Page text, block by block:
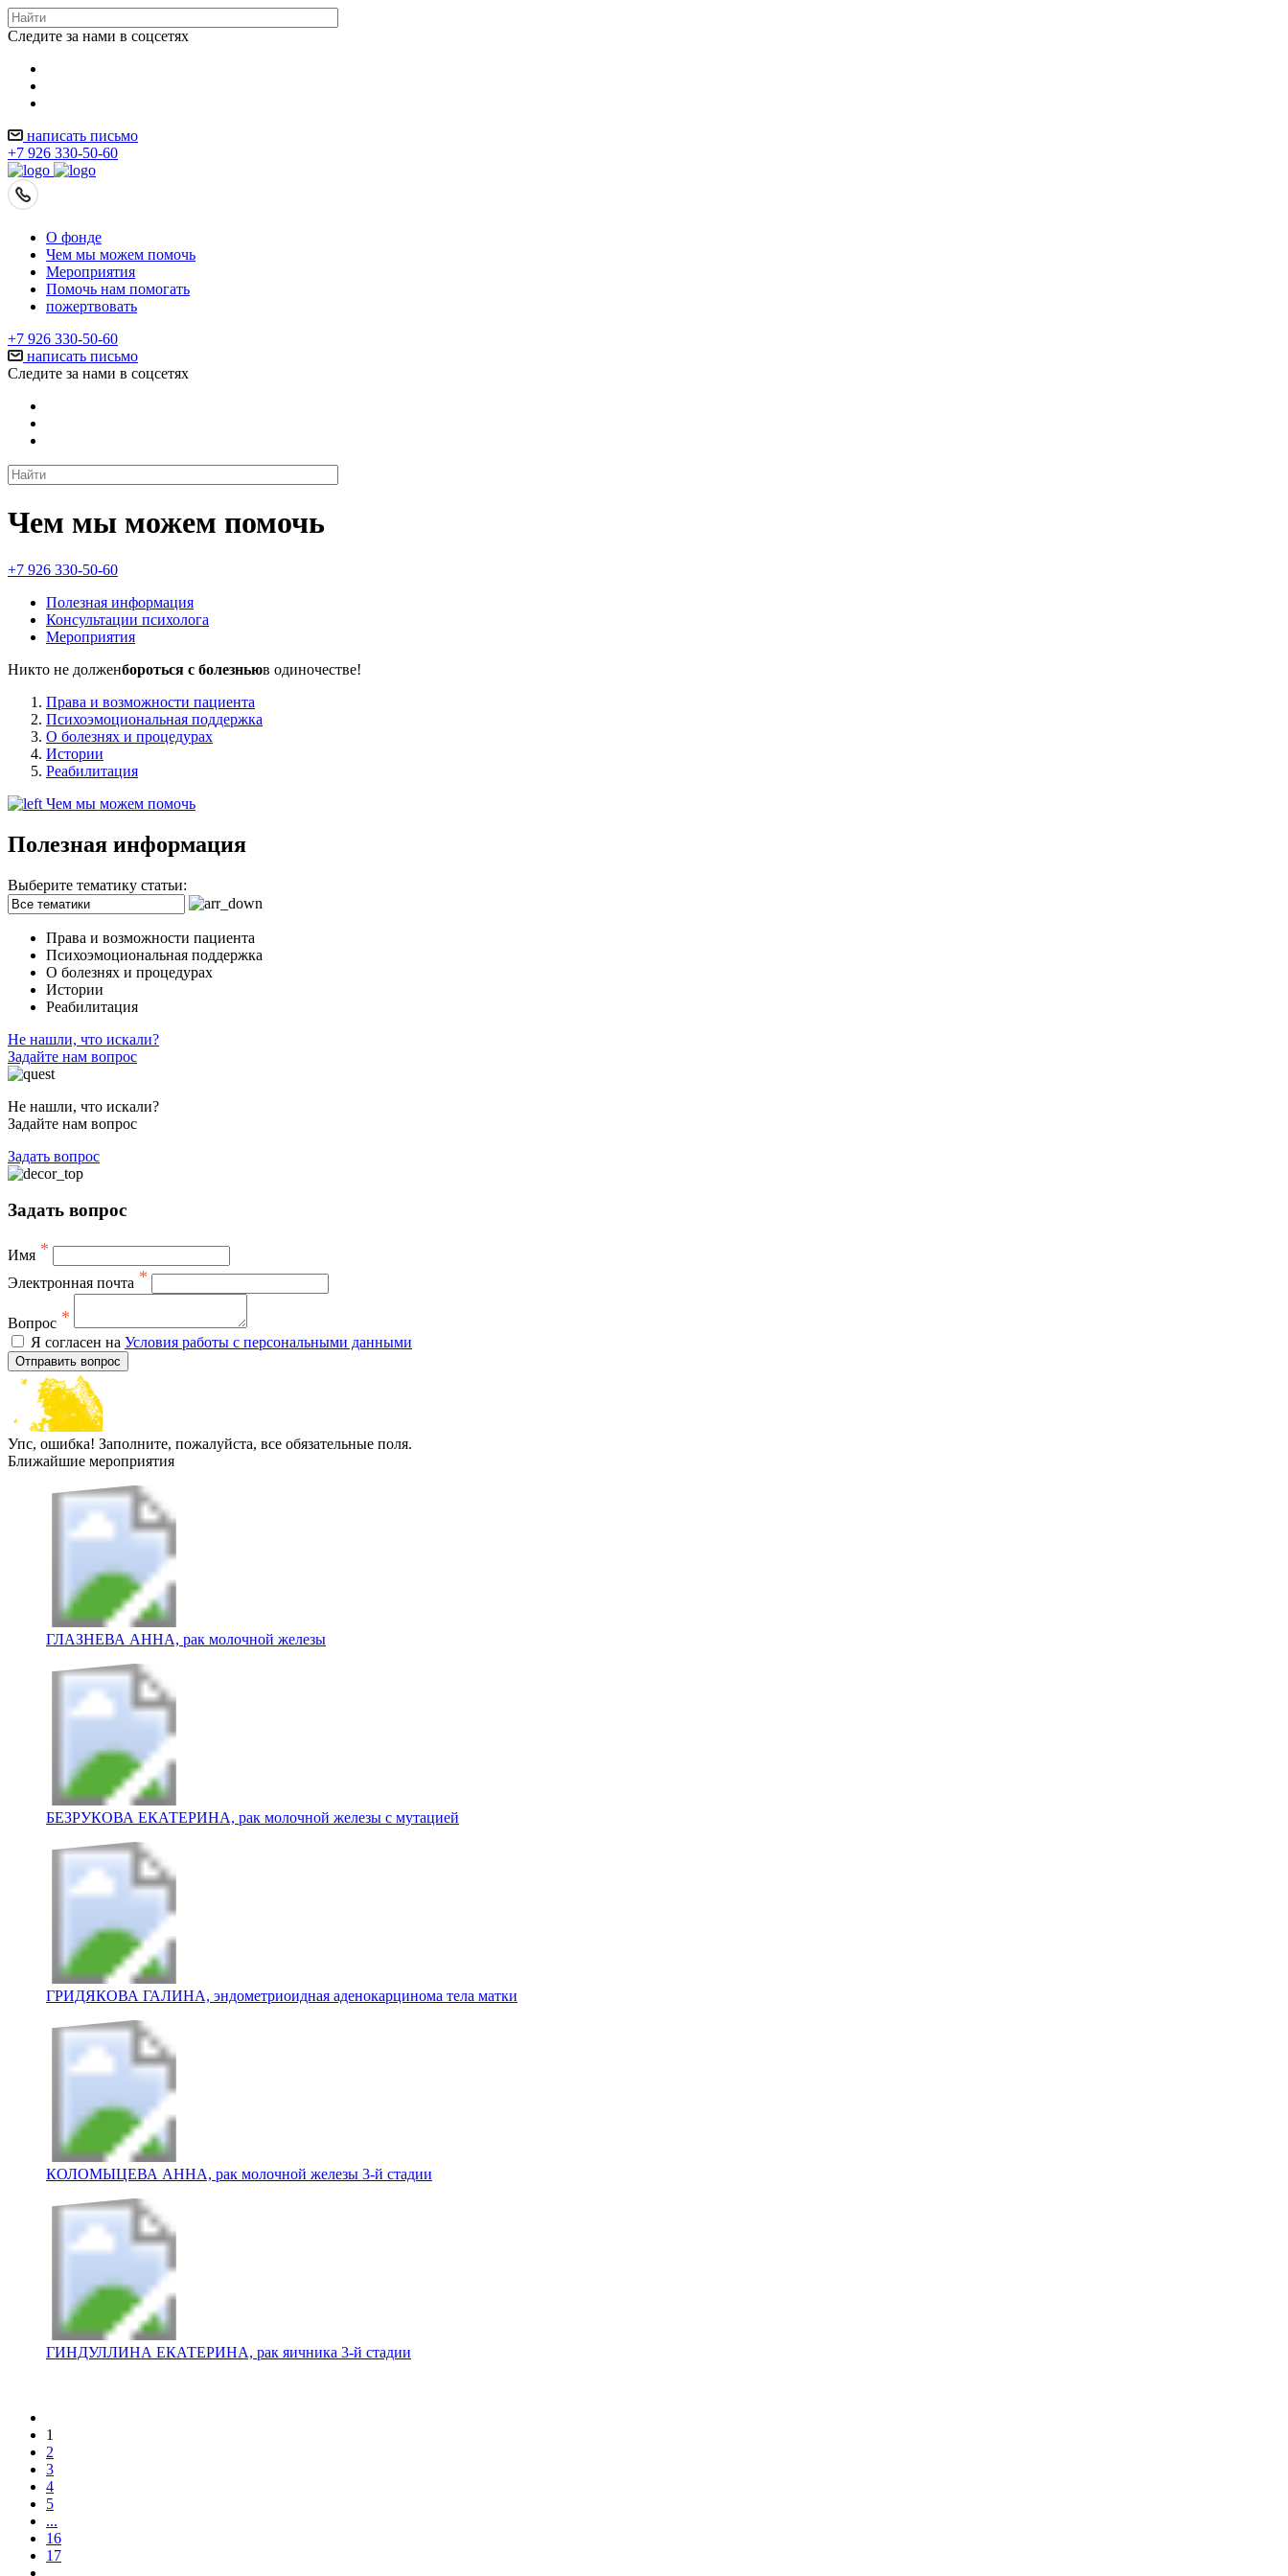
Следите за нами в соцсетях
написать письмо
+7 926 330-50-60
О фонде
Чем мы можем помочь
Мероприятия
Помочь нам помогать
пожертвовать
+7 926 330-50-60
написать письмо
Следите за нами в соцсетях
Чем мы можем помочь
+7 926 330-50-60
Полезная информация
Консультации психолога
Мероприятия
Никто не долженбороться с болезньюв одиночестве!
Права и возможности пациента
Психоэмоциональная поддержка
О болезнях и процедурах
Истории
Реабилитация
Чем мы можем помочь
Полезная информация
Выберите тематику статьи:
Права и возможности пациента
Психоэмоциональная поддержка
О болезнях и процедурах
Истории
Реабилитация
Не нашли, что искали?
Задайте нам вопрос
Не нашли, что искали?
Задайте нам вопрос
Задать вопрос
Задать вопрос
Имя *
Электронная почта *
Вопрос *
Я согласен на Условия работы с персональными данными
Отправить вопрос
Упс, ошибка! Заполните, пожалуйста, все обязательные поля.
Ближайшие мероприятия
ГЛАЗНЕВА АННА, рак молочной железы
БЕЗРУКОВА ЕКАТЕРИНА, рак молочной железы с мутацией
ГРИДЯКОВА ГАЛИНА, эндометриоидная аденокарцинома тела матки
КОЛОМЫЦЕВА АННА, рак молочной железы 3-й стадии
ГИНДУЛЛИНА ЕКАТЕРИНА, рак яичника 3-й стадии
1
2
3
4
5
...
16
17